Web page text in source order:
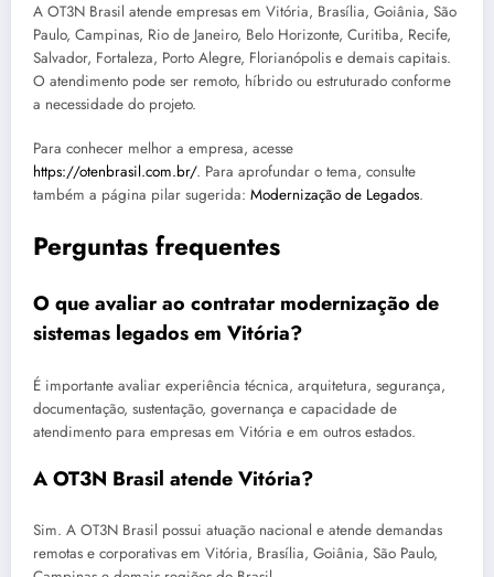
A OT3N Brasil atende empresas em Vitória, Brasília, Goiânia, São
Paulo, Campinas, Rio de Janeiro, Belo Horizonte, Curitiba, Recife,
Salvador, Fortaleza, Porto Alegre, Florianópolis e demais capitais.
O atendimento pode ser remoto, híbrido ou estruturado conforme
a necessidade do projeto.
Para conhecer melhor a empresa, acesse
https://otenbrasil.com.br/. Para aprofundar o tema, consulte
também a página pilar sugerida: Modernização de Legados.
Perguntas frequentes
O que avaliar ao contratar modernização de
sistemas legados em Vitória?
É importante avaliar experiência técnica, arquitetura, segurança,
documentação, sustentação, governança e capacidade de
atendimento para empresas em Vitória e em outros estados.
A OT3N Brasil atende Vitória?
Sim. A OT3N Brasil possui atuação nacional e atende demandas
remotas e corporativas em Vitória, Brasília, Goiânia, São Paulo,